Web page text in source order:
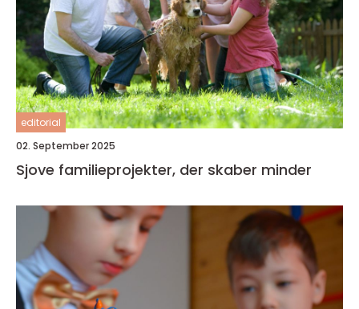
editorial
02. September 2025
Sjove familieprojekter, der skaber minder